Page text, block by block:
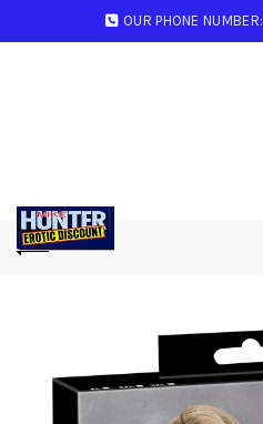
OUR PHONE NUMBER: